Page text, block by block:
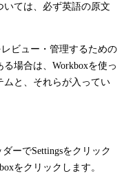
ては、必ず英語の原文
ビュー・管理するための
場合は、Workboxを使っ
ムと、それらが入ってい
ダーでSettingsをクリック
をクリックします。